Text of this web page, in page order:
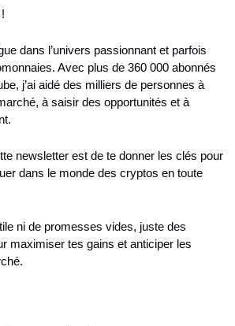
dans l’univers passionnant et parfois
Avec plus de 360 000 abonnés
j’ai aidé des milliers de personnes à
à saisir des opportunités et à
newsletter est de te donner les clés pour
dans le monde des cryptos en toute
ni de promesses vides, juste des
maximiser tes gains et anticiper les